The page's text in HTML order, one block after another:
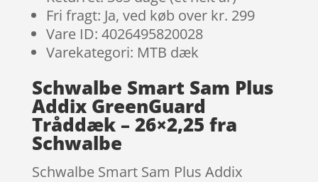
Fri fragt: Ja, ved køb over kr. 299
Vare ID: 4026495820028
Varekategori: MTB dæk
Schwalbe Smart Sam Plus
Addix GreenGuard
Tråddæk – 26×2,25 fra
Schwalbe
Schwalbe Smart Sam Plus Addix